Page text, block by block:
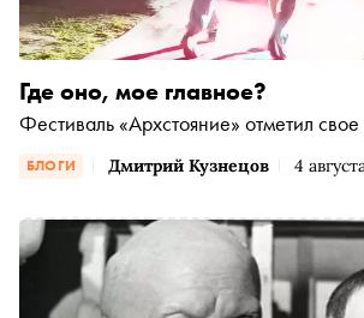
БЛОГИ Дмитрий Кузнецов 4
Где оно, мое главное?
Фестиваль «Архстояние» отметил